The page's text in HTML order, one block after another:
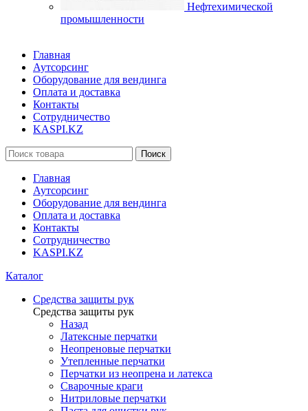
Нефтехимической
промышленности
Главная
Аутсорсинг
Оборудование для вендинга
Оплата и доставка
Контакты
Сотрудничество
KASPI.KZ
Поиск
Главная
Аутсорсинг
Оборудование для вендинга
Оплата и доставка
Контакты
Сотрудничество
KASPI.KZ
Каталог
Средства защиты рук
Средства защиты рук
Назад
Латексные перчатки
Неопреновые перчатки
Утепленные перчатки
Перчатки из неопрена и латекса
Сварочные краги
Нитриловые перчатки